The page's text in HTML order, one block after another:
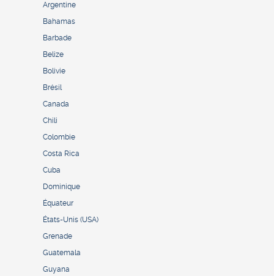
Argentine
Bahamas
Barbade
Belize
Bolivie
Brésil
Canada
Chili
Colombie
Costa Rica
Cuba
Dominique
Équateur
États-Unis (USA)
Grenade
Guatemala
Guyana